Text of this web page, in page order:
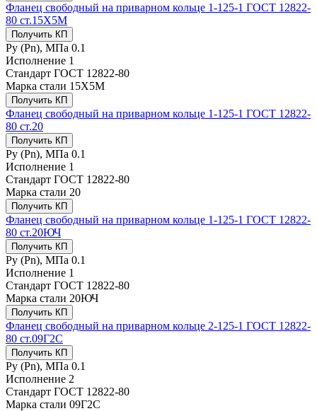
Фланец свободный на приварном кольце 1-125-1 ГОСТ 12822-
80 ст.15Х5М
Получить КП
Ру (Рn), МПа 0.1
Исполнение 1
Стандарт ГОСТ 12822-80
Марка стали 15Х5М
Получить КП
Фланец свободный на приварном кольце 1-125-1 ГОСТ 12822-
80 ст.20
Получить КП
Ру (Рn), МПа 0.1
Исполнение 1
Стандарт ГОСТ 12822-80
Марка стали 20
Получить КП
Фланец свободный на приварном кольце 1-125-1 ГОСТ 12822-
80 ст.20ЮЧ
Получить КП
Ру (Рn), МПа 0.1
Исполнение 1
Стандарт ГОСТ 12822-80
Марка стали 20ЮЧ
Получить КП
Фланец свободный на приварном кольце 2-125-1 ГОСТ 12822-
80 ст.09Г2С
Получить КП
Ру (Рn), МПа 0.1
Исполнение 2
Стандарт ГОСТ 12822-80
Марка стали 09Г2С